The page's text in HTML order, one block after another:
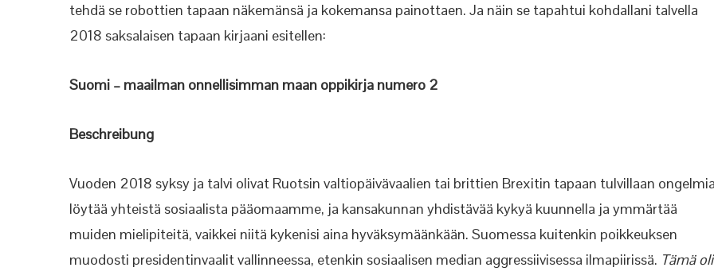
tehdä se robottien tapaan näkemänsä ja kokemansa painottaen. Ja näin se tapahtui kohdallani talvella
2018 saksalaisen tapaan kirjaani esitellen:
Suomi – maailman onnellisimman maan oppikirja numero 2
Beschreibung
Vuoden 2018 syksy ja talvi olivat Ruotsin valtiopäivävaalien tai brittien Brexitin tapaan tulvillaan
löytää yhteistä sosiaalista pääomaamme, ja kansakunnan yhdistävää kykyä kuunnella ja ymmärtää
muiden mielipiteitä, vaikkei niitä kykenisi aina hyväksymäänkään. Suomessa kuitenkin poikkeuksen
muodosti presidentinvaalit vallinneessa, etenkin sosiaalisen median aggressiivisessa ilmapiirissä. Tämä oli